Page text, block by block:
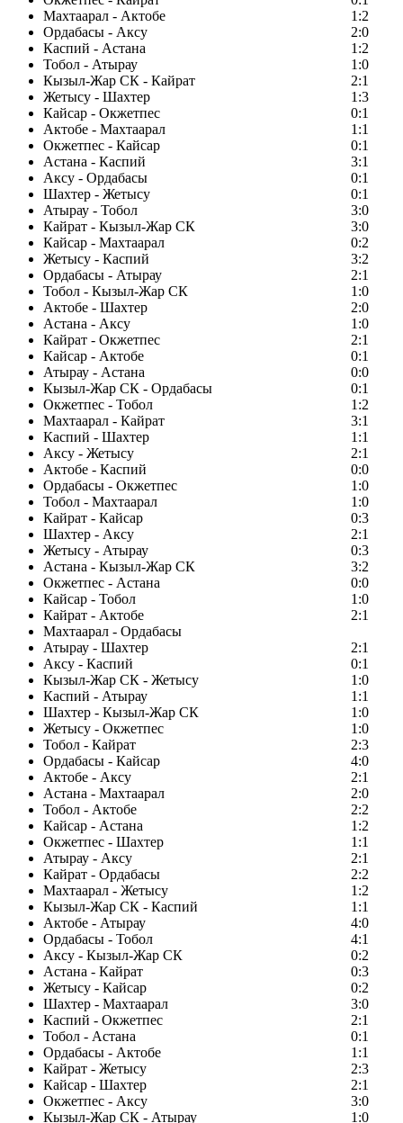
Махтаарал - Актобе
1:2
Ордабасы - Аксу
2:0
Каспий - Астана
1:2
Тобол - Атырау
1:0
Кызыл-Жар СК - Кайрат
2:1
Жетысу - Шахтер
1:3
Кайсар - Окжетпес
0:1
Актобе - Махтаарал
1:1
Окжетпес - Кайсар
0:1
Астана - Каспий
3:1
Аксу - Ордабасы
0:1
Шахтер - Жетысу
0:1
Атырау - Тобол
3:0
Кайрат - Кызыл-Жар СК
3:0
Кайсар - Махтаарал
0:2
Жетысу - Каспий
3:2
Ордабасы - Атырау
2:1
Тобол - Кызыл-Жар СК
1:0
Актобе - Шахтер
2:0
Астана - Аксу
1:0
Кайрат - Окжетпес
2:1
Кайсар - Актобе
0:1
Атырау - Астана
0:0
Кызыл-Жар СК - Ордабасы
0:1
Окжетпес - Тобол
1:2
Махтаарал - Кайрат
3:1
Каспий - Шахтер
1:1
Аксу - Жетысу
2:1
Актобе - Каспий
0:0
Ордабасы - Окжетпес
1:0
Тобол - Махтаарал
1:0
Кайрат - Кайсар
0:3
Шахтер - Аксу
2:1
Жетысу - Атырау
0:3
Астана - Кызыл-Жар СК
3:2
Окжетпес - Астана
0:0
Кайсар - Тобол
1:0
Кайрат - Актобе
2:1
Махтаарал - Ордабасы
Атырау - Шахтер
2:1
Аксу - Каспий
0:1
Кызыл-Жар СК - Жетысу
1:0
Каспий - Атырау
1:1
Шахтер - Кызыл-Жар СК
1:0
Жетысу - Окжетпес
1:0
Тобол - Кайрат
2:3
Ордабасы - Кайсар
4:0
Актобе - Аксу
2:1
Астана - Махтаарал
2:0
Тобол - Актобе
2:2
Кайсар - Астана
1:2
Окжетпес - Шахтер
1:1
Атырау - Аксу
2:1
Кайрат - Ордабасы
2:2
Махтаарал - Жетысу
1:2
Кызыл-Жар СК - Каспий
1:1
Актобе - Атырау
4:0
Ордабасы - Тобол
4:1
Аксу - Кызыл-Жар СК
0:2
Астана - Кайрат
0:3
Жетысу - Кайсар
0:2
Шахтер - Махтаарал
3:0
Каспий - Окжетпес
2:1
Тобол - Астана
0:1
Ордабасы - Актобе
1:1
Кайрат - Жетысу
2:3
Кайсар - Шахтер
2:1
Окжетпес - Аксу
3:0
Кызыл-Жар СК - Атырау
1:0